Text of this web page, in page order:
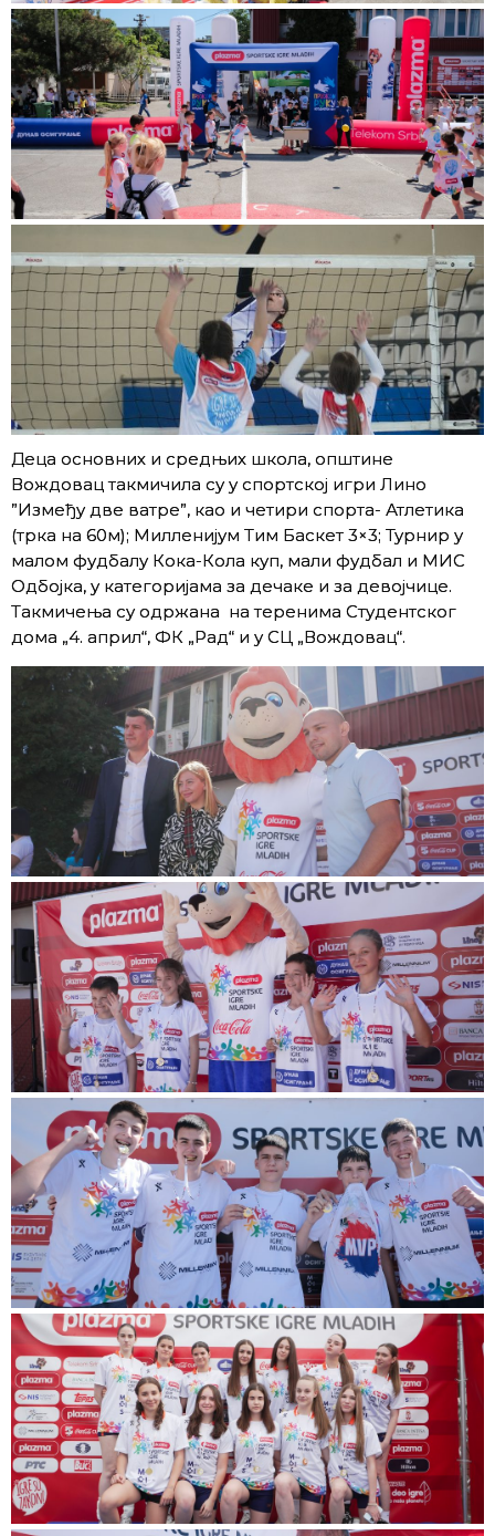
Деца основних и средњих школа, општине
Вождовац такмичила су у спортској игри Лино
”Између две ватре”, као и четири спорта- Атлетика
(трка на 60м); Милленијум Тим Баскет 3×3; Турнир у
малом фудбалу Кока-Кола куп, мали фудбал и МИС
Одбојка, у категоријама за дечаке и за девојчице.
Такмичења су одржана на теренима Студентског
дома „4. април“, ФК „Рад“ и у СЦ „Вождовац“.